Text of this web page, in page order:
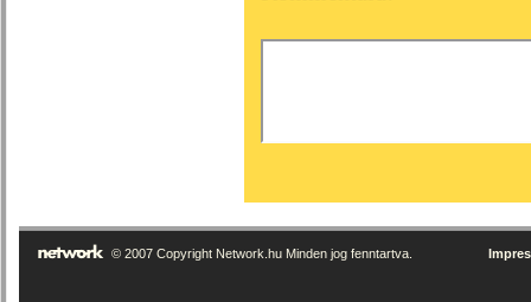
© 2007 Copyright Network.hu Minden jog fenntartva.